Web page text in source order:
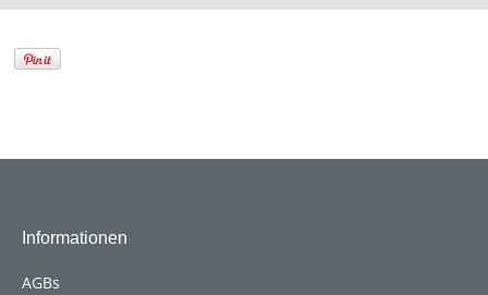
Informationen
AGBs